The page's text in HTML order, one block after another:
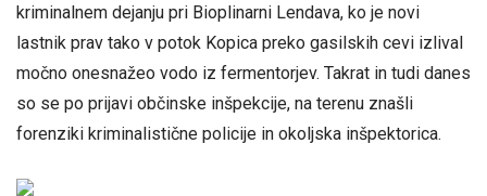
kriminalnem dejanju pri Bioplinarni Lendava, ko je novi
lastnik prav tako v potok Kopica preko gasilskih cevi izlival
močno onesnažeo vodo iz fermentorjev. Takrat in tudi danes
so se po prijavi občinske inšpekcije, na terenu znašli
forenziki kriminalistične policije in okoljska inšpektorica.